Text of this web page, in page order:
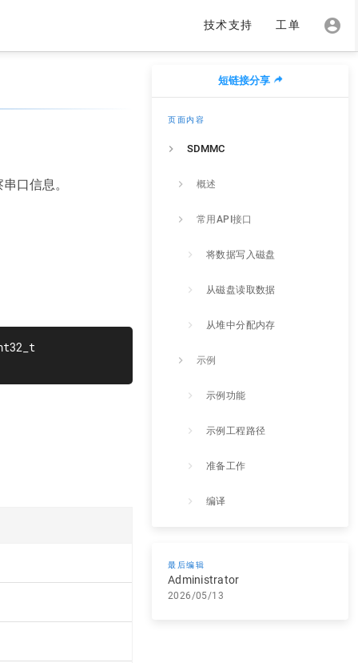
技术支持 工单
短链接分享
页面内容
SDMMC
概述
常用API接口
将数据写入磁盘
从磁盘读取数据
从堆中分配内存
示例
示例功能
示例工程路径
准备工作
编译
最后编辑
Administrator
2026/05/13
口信息。